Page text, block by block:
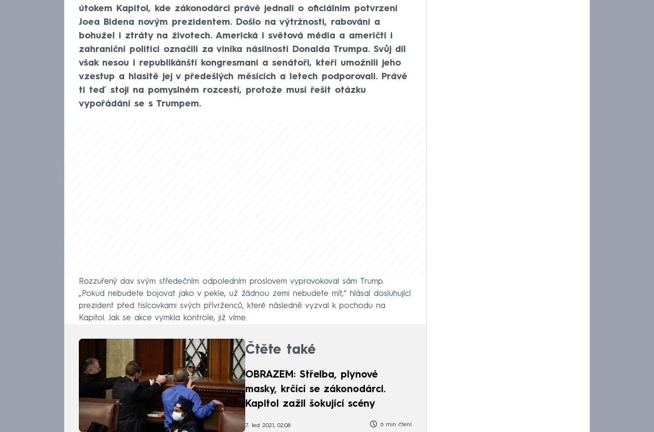
útokem Kapitol, kde zákonodárci právě jednali o oficiálním potvrzení
Joea Bidena novým prezidentem. Došlo na výtržnosti, rabování a
bohužel i ztráty na životech. Americká i světová média a američtí i
zahraniční politici označili za viníka násilností Donalda Trumpa. Svůj díl
však nesou i republikánští kongresmani a senátoři, kteří umožnili jeho
vzestup a hlasitě jej v předešlých měsících a letech podporovali. Právě
ti teď stojí na pomyslném rozcestí, protože musí řešit otázku
vypořádání se s Trumpem.
Rozzuřený dav svým středečním odpoledním proslovem vyprovokoval sám Trump.
„Pokud nebudete bojovat jako v pekle, už žádnou zemi nebudete mít,“ hlásal dosluhující
prezident před tisícovkami svých přívrženců, které následně vyzval k pochodu na
Kapitol. Jak se akce vymkla kontrole, již víme.
Čtěte také
OBRAZEM: Střelba, plynové
masky, krčící se zákonodárci.
Kapitol zažil šokující scény
7. led 2021, 02:08 6 min čtení